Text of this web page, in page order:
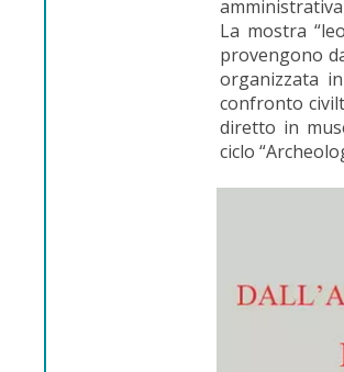
La mostra
provengono
organizzata
confronto
diretto in
ciclo